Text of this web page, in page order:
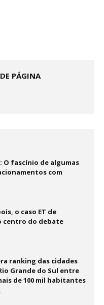
PÁGINA
O fascínio de algumas
com
o caso ET de
centro do debate
ranking das cidades
Grande do Sul entre
de 100 mil habitantes